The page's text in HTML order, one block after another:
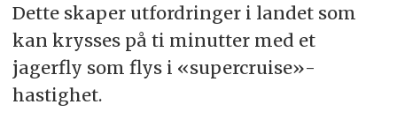
Dette skaper utfordringer i landet som
kan krysses på ti minutter med et
jagerfly som flys i «supercruise»-
hastighet.